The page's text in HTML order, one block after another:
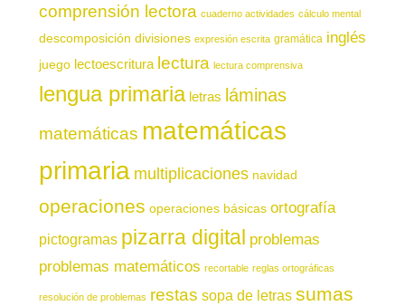
comprensión lectora cuaderno actividades cálculo mental
descomposición divisiones expresión escrita gramática inglés
juego lectoescritura lectura lectura comprensiva
lengua primaria letras láminas
matemáticas matemáticas
primaria multiplicaciones navidad
operaciones operaciones básicas ortografía
pictogramas pizarra digital problemas
problemas matemáticos recortable reglas ortográficas
resolución de problemas restas sopa de letras sumas